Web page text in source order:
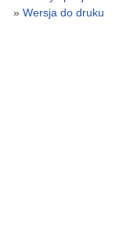
Wersja do druku